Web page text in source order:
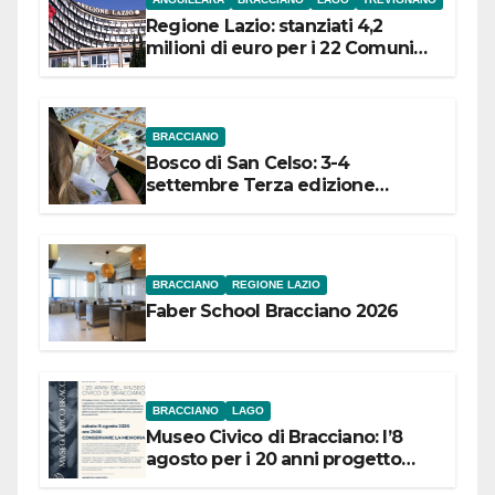
Regione Lazio: stanziati 4,2
milioni di euro per i 22 Comuni
BRACCIANO
Bosco di San Celso: 3-4
settembre Terza edizione
BRACCIANO REGIONE LAZIO
Faber School Bracciano 2026
BRACCIANO LAGO
Museo Civico di Bracciano: l’8
agosto per i 20 anni progetto